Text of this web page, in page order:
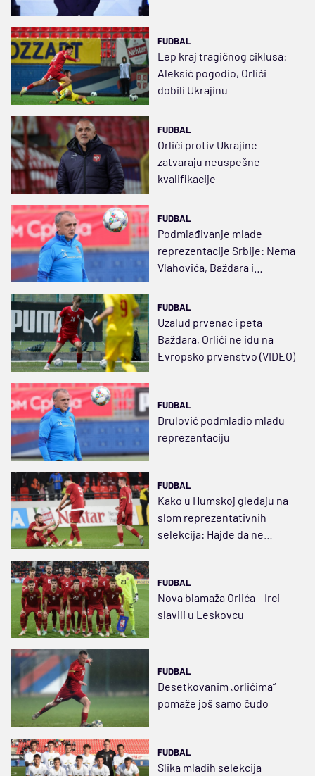
FUDBAL
Lep kraj tragičnog ciklusa:
Aleksić pogodio, Orlići
dobili Ukrajinu
FUDBAL
Orlići protiv Ukrajine
zatvaraju neuspešne
kvalifikacije
FUDBAL
Podmlađivanje mlade
reprezentacije Srbije: Nema
Vlahovića, Baždara i
FUDBAL
Uzalud prvenac i peta
Baždara, Orlići ne idu na
Evropsko prvenstvo (VIDEO)
FUDBAL
Drulović podmladio mladu
reprezentaciju
FUDBAL
Kako u Humskoj gledaju na
slom reprezentativnih
selekcija: Hajde da ne
FUDBAL
Nova blamaža Orlića – Irci
slavili u Leskovcu
FUDBAL
Desetkovanim „orlićima“
pomaže još samo čudo
FUDBAL
Slika mlađih selekcija